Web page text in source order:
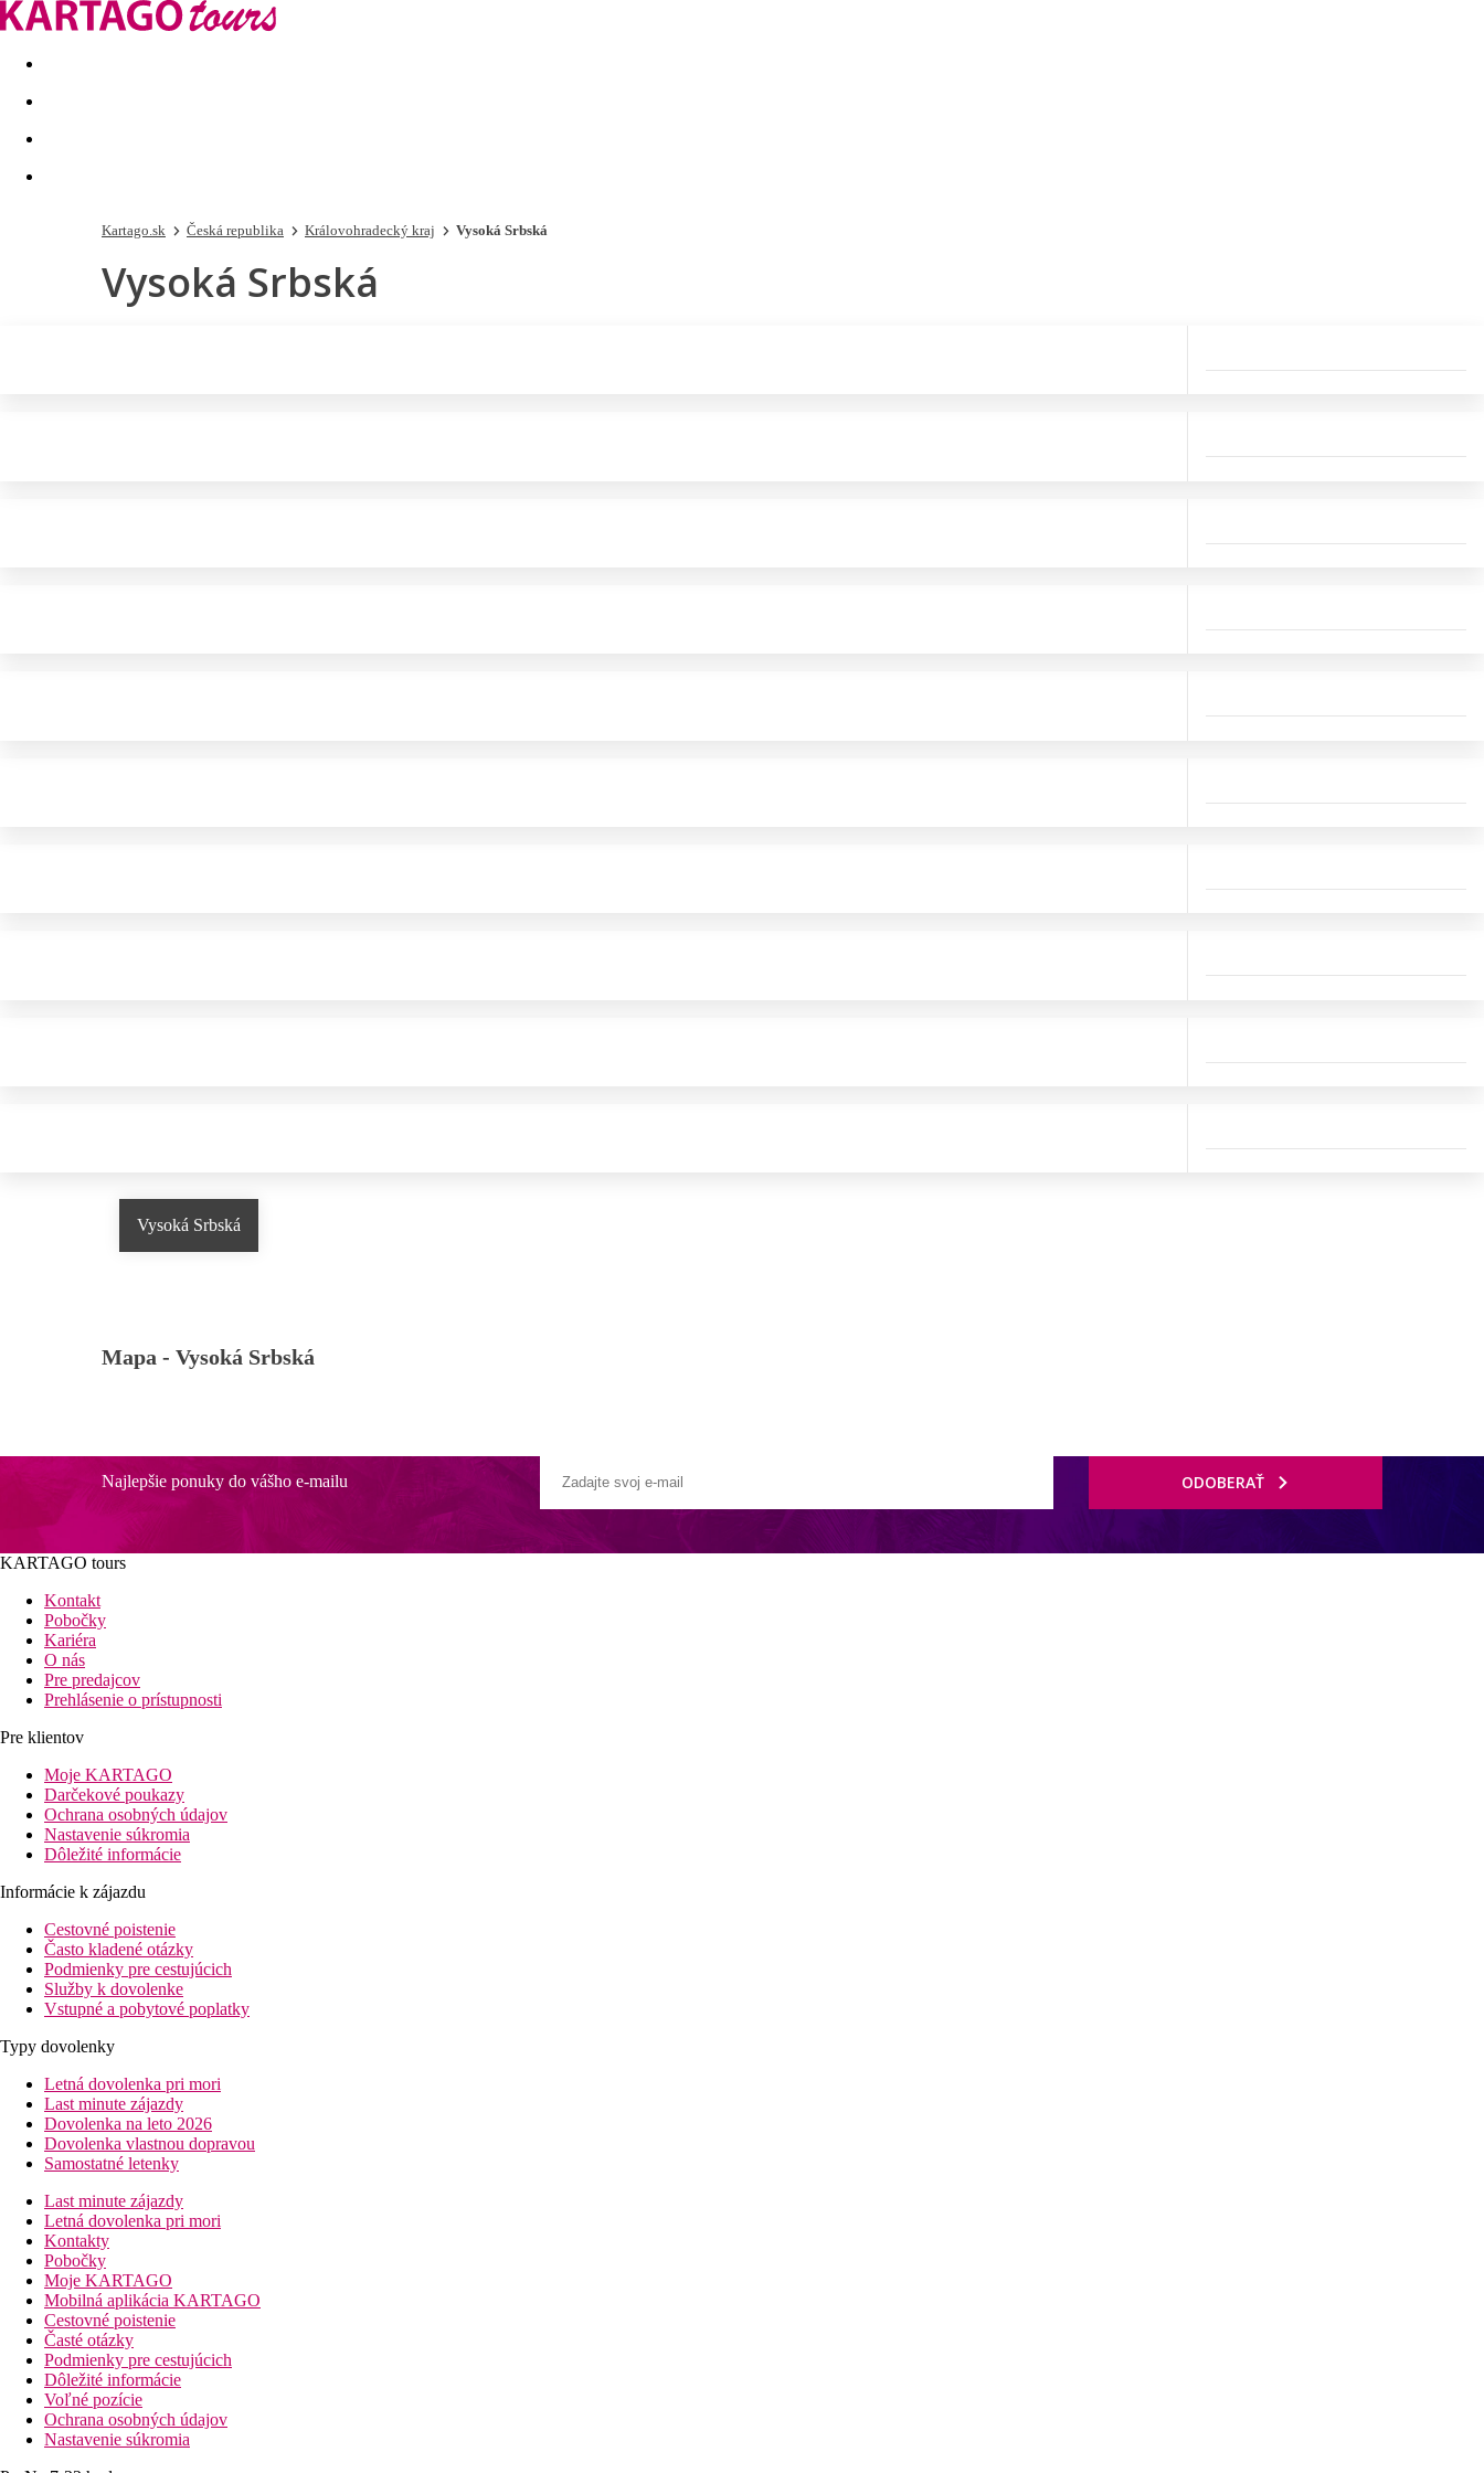
Last minute Dovolenkové kluby
Kartago.sk Česká republika Královohradecký kraj Vysoká Srbská
Vysoká Srbská
Vysoká Srbská
Mapa - Vysoká Srbská
Najlepšie ponuky do vášho e-mailu ODOBERAŤ
KARTAGO tours
Kontakt
Pobočky
Kariéra
O nás
Pre predajcov
Prehlásenie o prístupnosti
Pre klientov
Moje KARTAGO
Darčekové poukazy
Ochrana osobných údajov
Nastavenie súkromia
Dôležité informácie
Informácie k zájazdu
Cestovné poistenie
Často kladené otázky
Podmienky pre cestujúcich
Služby k dovolenke
Vstupné a pobytové poplatky
Typy dovolenky
Letná dovolenka pri mori
Last minute zájazdy
Dovolenka na leto 2026
Dovolenka vlastnou dopravou
Samostatné letenky
Last minute zájazdy
Letná dovolenka pri mori
Kontakty
Pobočky
Moje KARTAGO
Mobilná aplikácia KARTAGO
Cestovné poistenie
Časté otázky
Podmienky pre cestujúcich
Dôležité informácie
Voľné pozície
Ochrana osobných údajov
Nastavenie súkromia